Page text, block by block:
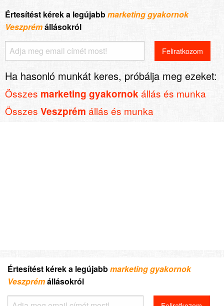
Értesítést kérek a legújabbmarketing gyakornok
Veszprémállásokról
Ha hasonló munkát keres, próbálja meg ezeket:
Összes marketing gyakornokállás és munka
Összes Veszprém állás és munka
Értesítést kérek a legújabbmarketing gyakornok
Veszprémállásokról